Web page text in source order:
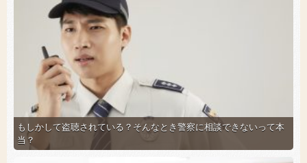
もしかして盗聴されている？そんなとき警察に相談できないって本
当？